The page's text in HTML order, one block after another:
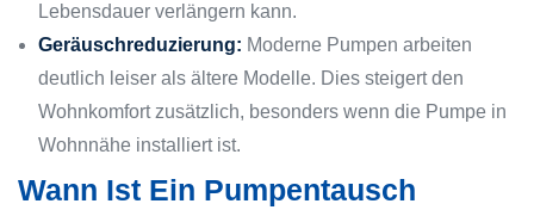
Lebensdauer verlängern kann.
Geräuschreduzierung: Moderne Pumpen arbeiten
deutlich leiser als ältere Modelle. Dies steigert den
Wohnkomfort zusätzlich, besonders wenn die Pumpe in
Wohnnähe installiert ist.
Wann Ist Ein Pumpentausch